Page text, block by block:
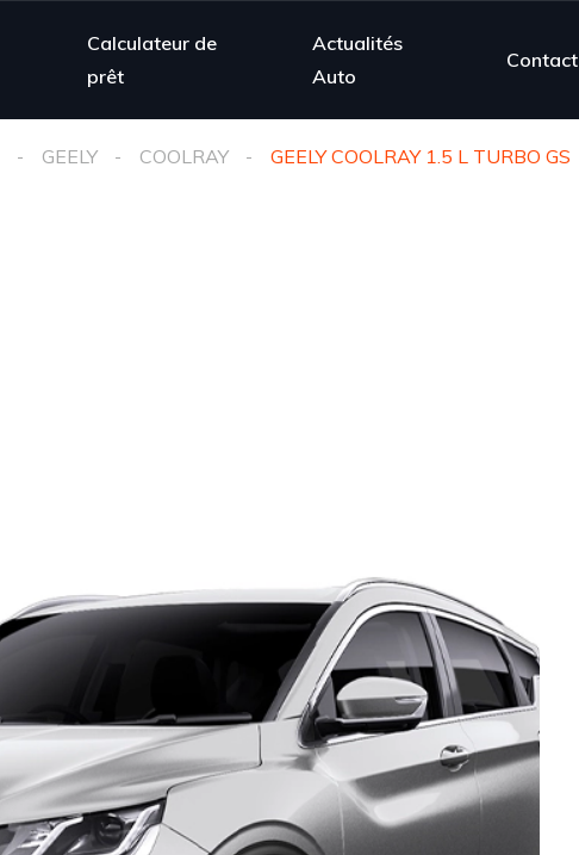
Calculateur de
prêt
Actualités
Auto
Contact
GEELY COOLRAY GEELY COOLRAY 1.5 L TURBO GS